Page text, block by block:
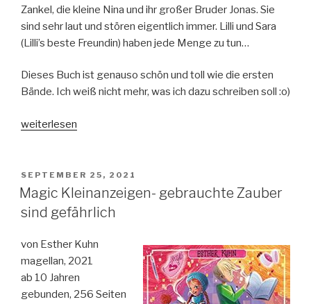
Zankel, die kleine Nina und ihr großer Bruder Jonas. Sie
sind sehr laut und stören eigentlich immer. Lilli und Sara
(Lilli’s beste Freundin) haben jede Menge zu tun…
Dieses Buch ist genauso schön und toll wie die ersten
Bände. Ich weiß nicht mehr, was ich dazu schreiben soll :o)
„Lilli
3-
Da
lachen
die
Drachen“
weiterlesen
VERÖFFENTLICHT
AM
SEPTEMBER 25, 2021
Magic Kleinanzeigen- gebrauchte Zauber
sind gefährlich
von Esther Kuhn
magellan, 2021
ab 10 Jahren
gebunden, 256 Seiten